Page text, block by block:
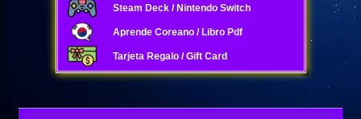
Steam Deck / Nintendo Switch
Aprende Coreano / Libro Pdf
Tarjeta Regalo / Gift Card